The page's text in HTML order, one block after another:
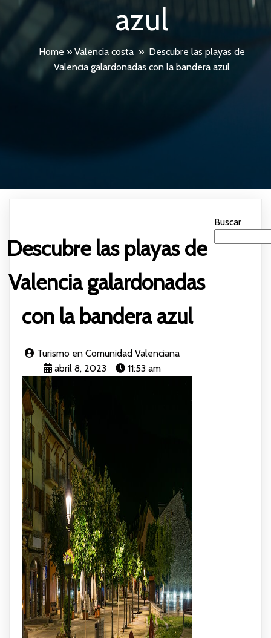
azul
Home » Valencia costa » Descubre las playas de
Valencia galardonadas con la bandera azul
Descubre las playas de
Valencia galardonadas
con la bandera azul
Turismo en Comunidad Valenciana
abril 8, 2023
11:53 am
Buscar